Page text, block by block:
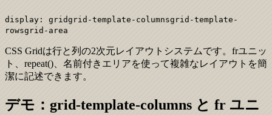
display: gridgrid-template-columnsgrid-template-
rowsgrid-area
CSS Gridは行と列の2次元レイアウトシステムです。frユニッ
ト、repeat()、名前付きエリアを使って複雑なレイアウトを簡
潔に記述できます。
デモ：grid-template-columns と fr ユニ